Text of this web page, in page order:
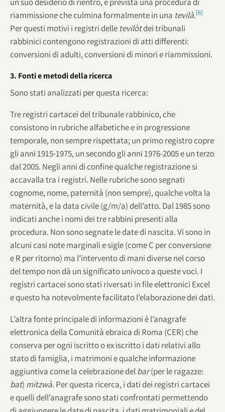
riammissione che culmina formalmente in una tevilà.[6]
Per questi motivi i registri delle tevilòtdei tribunali
rabbinici contengono registrazioni di atti differenti:
conversioni di adulti, conversioni di minori e riammissioni.
3. Fonti e metodi della ricerca
Sono stati analizzati per questa ricerca:
Tre registri cartacei del tribunale rabbinico, che
consistono in rubriche alfabetiche e in progressione
temporale, non sempre rispettata; un primo registro copre
gli anni 1915-1975, un secondo gli anni 1976-2005 e un terzo
dal 2005. Negli anni di confine qualche registrazione si
accavalla tra i registri. Nelle rubriche sono segnati
cognome, nome, paternità (non sempre), qualche volta la
maternità, e la data civile (g/m/a) dell’atto. Dal 1985 sono
indicati anche i nomi dei tre rabbini presenti alla
procedura. Non sono segnate le date di nascita. Vi sono in
alcuni casi note marginali e sigle (come C per conversione
e R per ritorno) ma l’intervento di mani diverse nel corso
del tempo non dà un significato univoco a queste voci. I
registri cartacei sono stati riversati in file elettronici Excel
e questo ha notevolmente facilitato l’elaborazione dei dati.
L’altra fonte principale di informazioni è l’anagrafe
elettronica della Comunità ebraica di Roma (CER) che
conserva per ogni iscritto o ex iscritto i dati relativi allo
stato di famiglia, i matrimoni e qualche informazione
aggiuntiva come la celebrazione delbar(per le ragazze:
bat) mitzwà. Per questa ricerca, i dati dei registri cartacei
e quelli dell’anagrafe sono stati confrontati permettendo